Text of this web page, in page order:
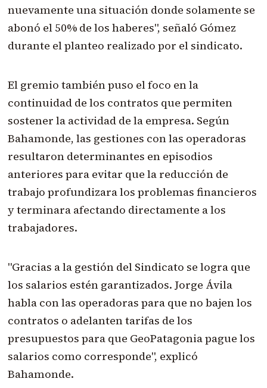
nuevamente una situación donde solamente se
abonó el 50% de los haberes", señaló Gómez
durante el planteo realizado por el sindicato.
El gremio también puso el foco en la
continuidad de los contratos que permiten
sostener la actividad de la empresa. Según
Bahamonde, las gestiones con las operadoras
resultaron determinantes en episodios
anteriores para evitar que la reducción de
trabajo profundizara los problemas financieros
y terminara afectando directamente a los
trabajadores.
"Gracias a la gestión del Sindicato se logra que
los salarios estén garantizados. Jorge Ávila
habla con las operadoras para que no bajen los
contratos o adelanten tarifas de los
presupuestos para que GeoPatagonia pague los
salarios como corresponde", explicó
Bahamonde.